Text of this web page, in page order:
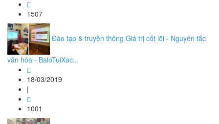
1507
Đào tạo & truyền thông Giá trị cốt lõi - Nguyên tắc
văn hóa - BaloTuiXac...
18/03/2019
|
1001